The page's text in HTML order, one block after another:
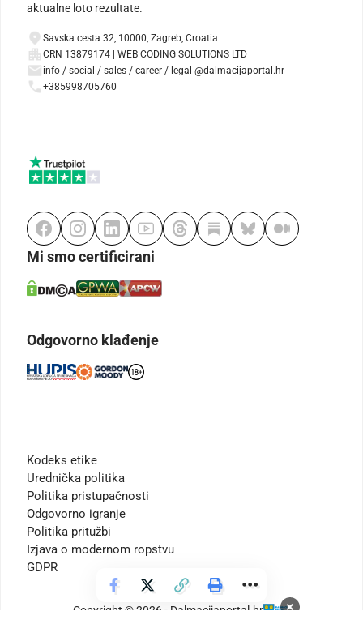
×
aktualne loto rezultate.
Savska cesta 32, 10000, Zagreb, Croatia
CRN 13879174 | WEB CODING SOLUTIONS LTD
info / social / sales / career / legal @dalmacijaportal.hr
+385998705760
Mi smo certificirani
Odgovorno klađenje
Kodeks etike
Urednička politika
Politika pristupačnosti
Odgovorno igranje
Politika pritužbi
Izjava o modernom ropstvu
GDPR
Copyright © 2026 - Dalmacijaportal.hr